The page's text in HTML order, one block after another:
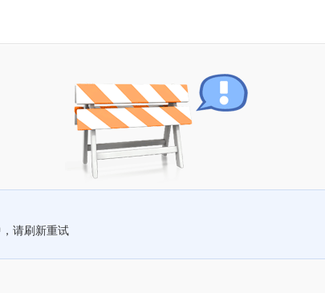
请刷新重试